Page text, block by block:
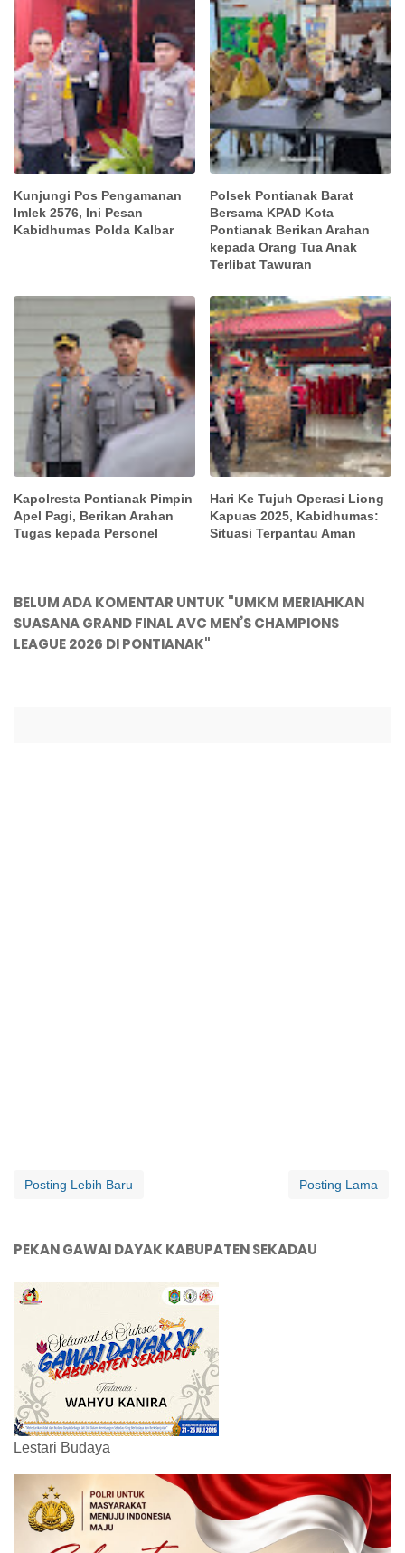
Kunjungi Pos Pengamanan
Imlek 2576, Ini Pesan
Kabidhumas Polda Kalbar
Polsek Pontianak Barat
Bersama KPAD Kota
Pontianak Berikan Arahan
kepada Orang Tua Anak
Terlibat Tawuran
Kapolresta Pontianak Pimpin
Apel Pagi, Berikan Arahan
Tugas kepada Personel
Hari Ke Tujuh Operasi Liong
Kapuas 2025, Kabidhumas:
Situasi Terpantau Aman
BELUM ADA KOMENTAR UNTUK "UMKM MERIAHKAN
SUASANA GRAND FINAL AVC MEN’S CHAMPIONS
LEAGUE 2026 DI PONTIANAK"
Posting Lebih Baru Posting Lama
PEKAN GAWAI DAYAK KABUPATEN SEKADAU
Lestari Budaya